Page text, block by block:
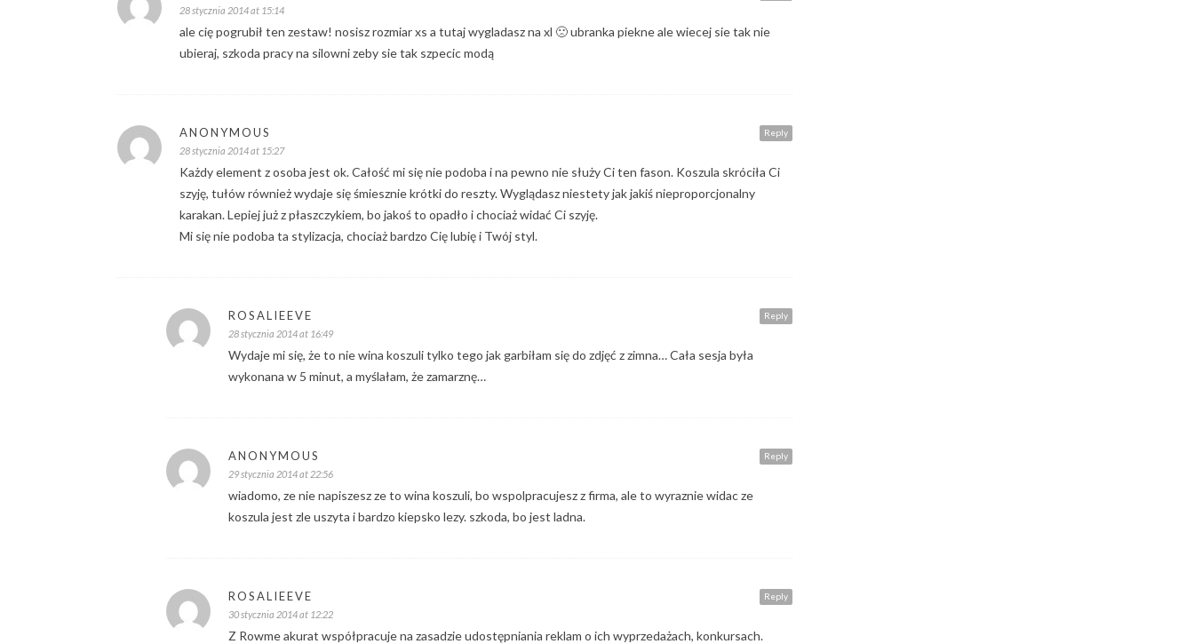
28 stycznia 2014 at 15:14
ale cię pogrubił ten zestaw! nosisz rozmiar xs a tutaj wygladasz na xl 🙁 ubranka piekne ale wiecej sie tak nie
ubieraj, szkoda pracy na silowni zeby sie tak szpecic modą
Reply
ANONYMOUS
28 stycznia 2014 at 15:27
Każdy element z osoba jest ok. Całość mi się nie podoba i na pewno nie służy Ci ten fason. Koszula skróciła Ci
szyję, tułów również wydaje się śmiesznie krótki do reszty. Wyglądasz niestety jak jakiś nieproporcjonalny
karakan. Lepiej już z płaszczykiem, bo jakoś to opadło i chociaż widać Ci szyję.
Mi się nie podoba ta stylizacja, chociaż bardzo Cię lubię i Twój styl.
Reply
ROSALIEEVE
28 stycznia 2014 at 16:49
Wydaje mi się, że to nie wina koszuli tylko tego jak garbiłam się do zdjęć z zimna… Cała sesja była
wykonana w 5 minut, a myślałam, że zamarznę…
Reply
ANONYMOUS
29 stycznia 2014 at 22:56
wiadomo, ze nie napiszesz ze to wina koszuli, bo wspolpracujesz z firma, ale to wyraznie widac ze
koszula jest zle uszyta i bardzo kiepsko lezy. szkoda, bo jest ladna.
Reply
ROSALIEEVE
30 stycznia 2014 at 12:22
Z Rowme akurat współpracuje na zasadzie udostępniania reklam o ich wyprzedażach, konkursach.